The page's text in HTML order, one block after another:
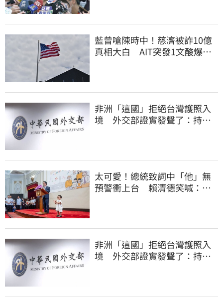
藍曾嗆陳時中！慈濟被詐10億
真相大白 AIT突發1文酸爆…
非洲「這國」拒絕台灣護照入
境 外交部證實發聲了：持續
太可愛！總統致詞中「他」無
預警衝上台 賴清德笑喊：卸
非洲「這國」拒絕台灣護照入
境 外交部證實發聲了：持續